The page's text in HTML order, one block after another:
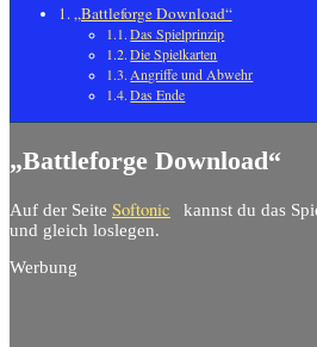
„Battleforge Download“
Das Spielprinzip
Die Spielkarten
Angriffe und Abwehr
Das Ende
„Battleforge Download“
Auf der Seite Softonic
kannst du das
und gleich loslegen.
Werbung